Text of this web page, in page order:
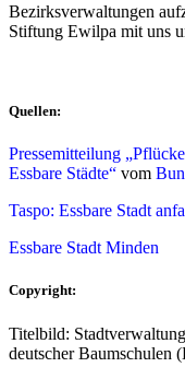
Bezirksverwaltungen
Stiftung Ewilpa mit uns
Quellen:
Pressemitteilung
Essbare Städte“ vom
Taspo: Essbare Stadt
Essbare Stadt Minden
Copyright:
Titelbild:
deutscher Baumschulen